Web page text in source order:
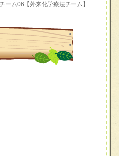
ーム06【外来化学療法チーム】